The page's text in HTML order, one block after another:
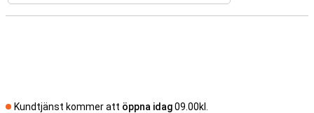
Kundtjänst kommer att öppna idag09.00kl.